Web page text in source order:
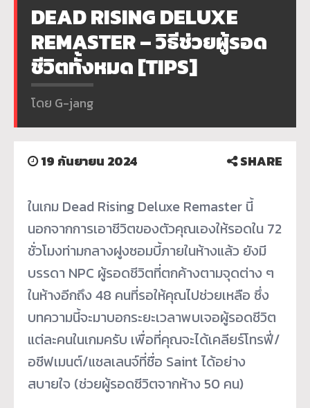
DEAD RISING DELUXE
REMASTER – วิธีช่วยผู้รอด
ชีวิตทั้งหมด [TIPS]
โดย G-jang
19 กันยายน 2024 SHARE
ในเกม Dead Rising Deluxe Remaster นี้
นอกจากการเอาชีวิตของตัวคุณเองให้รอดใน 72
ชั่วโมงท่ามกลางฝูงซอมบี้ภายในห้างแล้ว ยังมี
บรรดา NPC ผู้รอดชีวิตที่ตกค้างตามจุดต่าง ๆ
ในห้างอีกถึง 48 คนที่รอให้คุณไปช่วยเหลือ ซึ่ง
บทความนี้จะมาบอกระยะเวลาพบเจอผู้รอดชีวิต
แต่ละคนในเกมครับ เพื่อที่คุณจะได้เคลียร์โทรฟี่/
อชีฟเมนต์/แชลเลนจ์ที่ชื่อ Saint ได้อย่าง
สบายใจ (ช่วยผู้รอดชีวิตจากห้าง 50 คน)